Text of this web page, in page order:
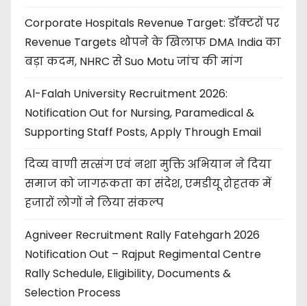
Corporate Hospitals Revenue Target: डॉक्टरों पर
Revenue Targets थोपने के खिलाफ DMA India का
बड़ा कदम, NHRC से Suo Motu जांच की मांग
Al-Falah University Recruitment 2026:
Notification Out for Nursing, Paramedical &
Supporting Staff Posts, Apply Through Email
दिव्य वाणी सत्संग एवं नशा मुक्ति अभियान ने दिया
समाज को जागरूकता का संदेश, एमडीयू रोहतक में
हजारों लोगों ने लिया संकल्प
Agniveer Recruitment Rally Fatehgarh 2026
Notification Out – Rajput Regimental Centre
Rally Schedule, Eligibility, Documents &
Selection Process